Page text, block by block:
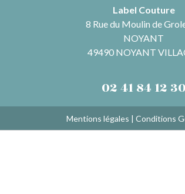
Label Couture
8 Rue du Moulin de
NOYANT
49490 NOYANT
02 41 84 12 30
Mentions légales | Conditions